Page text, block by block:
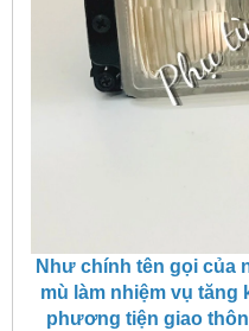
Như chính tên gọi của
mù làm nhiệm vụ tăng
phương tiện giao